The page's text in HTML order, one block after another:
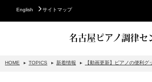
English サイトマップ
名古屋ピアノ調律セ
HOME TOPICS 新着情報 【動画更新】ピアノの便利グ